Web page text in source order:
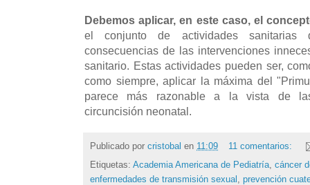
Debemos aplicar, en este caso, el
el conjunto de actividades
consecuencias de las intervenciones
sanitario. Estas actividades pueden ser,
como siempre, aplicar la máxima del
parece más razonable a la vista de
circuncisión neonatal.
Publicado por cristobal en 11:09
11 comentarios:
Etiquetas: Academia Americana de Pediatría cáncer
enfermedades de transmisión sexual
prevención